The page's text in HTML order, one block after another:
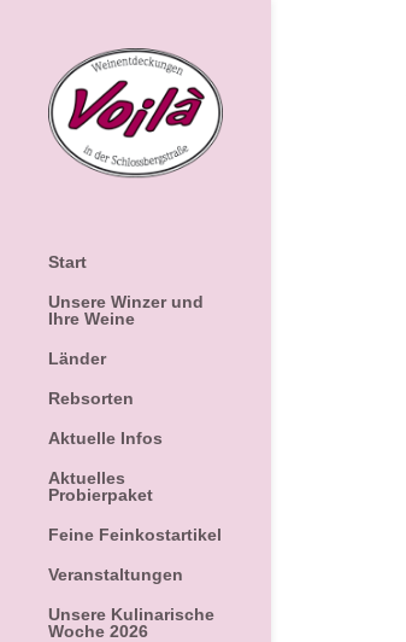
Start
Unsere Winzer und
Ihre Weine
Länder
Rebsorten
Aktuelle Infos
Aktuelles
Probierpaket
Feine Feinkostartikel
Veranstaltungen
Unsere Kulinarische
Woche 2026